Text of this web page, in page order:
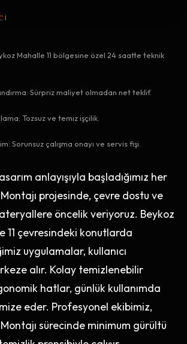
Mahalle 11 bölgesine özel 24 saatte teknik
Sürpriz maliyet olmadan net teklif.
Tozsuz ve temiz işçilik.
Sorunsuz çalışma onayı ve servis fişi.
anlayışıyla başladığımız her
projesinde, çevre dostu ve
öncelik veriyoruz. Beykoz
11 çevresindeki konutlarda
uygulamalar, kullanıcı
alır. Kolay temizlenebilir
hatlar, günlük kullanımda
eder. Profesyonel ekibimiz,
sürecinde minimum gürültü